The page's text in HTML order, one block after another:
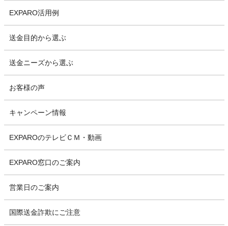
EXPARO活用例
送金目的から選ぶ
送金ニーズから選ぶ
お客様の声
キャンペーン情報
EXPAROのテレビＣＭ・動画
EXPARO窓口のご案内
営業日のご案内
国際送金詐欺にご注意